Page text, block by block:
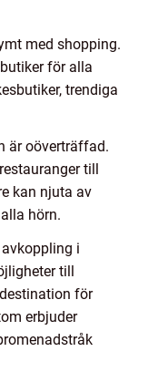
med shopping.
för alla
trendiga
är oöverträffad.
till
kan njuta av
hörn.
i
till
för
erbjuder